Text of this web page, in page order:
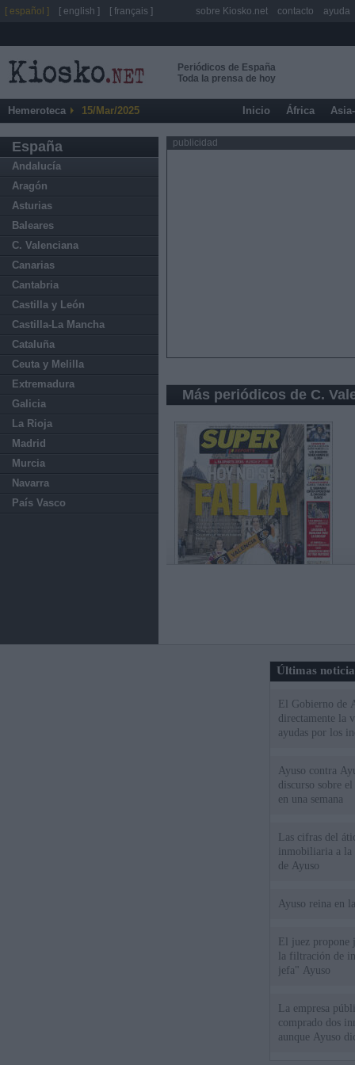
Periódicos de España
Toda la prensa de hoy
Hemeroteca 15/Mar/2025 Inicio África
España
Andalucía
Aragón
Asturias
Baleares
C. Valenciana
Canarias
Cantabria
Castilla y León
Castilla-La Mancha
Cataluña
Ceuta y Melilla
Extremadura
Galicia
La Rioja
Madrid
Murcia
Navarra
País Vasco
publicidad
Más periódicos de C.
Últimas
El Gobierno de
directamente la
ayudas por los
Ayuso contra
discurso sobre
en una semana
Las cifras del
inmobiliaria a la
de Ayuso
Ayuso reina en
El juez propone
la filtración de
jefa" Ayuso
La empresa
comprado dos
aunque Ayuso
[ español ] [ english ] [ français ] sobre Kiosko.net contacto ayuda